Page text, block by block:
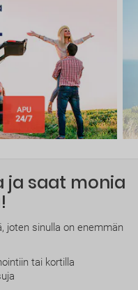
ja saat monia
joten sinulla on enemmän
tai kortilla